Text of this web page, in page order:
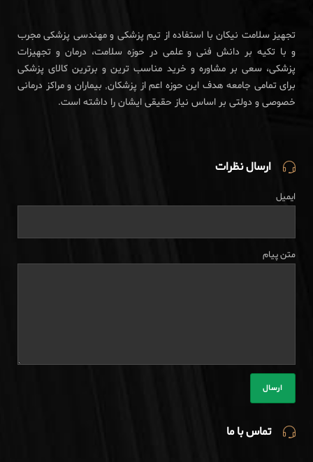
تجهیز سلامت نیکان با استفاده از تیم پزشکی و مهندسی پزشکی مجرب
و با تکیه بر دانش فنی و علمی در حوزه سلامت، درمان و تجهیزات
پزشکی، سعی بر مشاوره و خرید مناسب ترین و برترین کالای پزشکی
برای تمامی جامعه هدف این حوزه اعم از پزشکان, بیماران و مراکز درمانی
خصوصی و دولتی بر اساس نیاز حقیقی ایشان را داشته است.
ارسال نظرات
ایمیل
متن پیام
تماس با ما